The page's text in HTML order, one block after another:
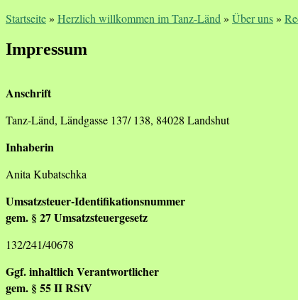
Startseite» Herzlich willkommen im Tanz-Länd » Über uns»
Impressum
Anschrift
Tanz-Länd, Ländgasse 137/ 138, 84028 Landshut
Inhaberin
Anita Kubatschka
Umsatzsteuer-Identifikationsnummer
gem. § 27 Umsatzsteuergesetz
132/241/40678
Ggf. inhaltlich Verantwortlicher
gem. § 55 II RStV